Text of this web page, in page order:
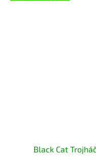
Black Cat